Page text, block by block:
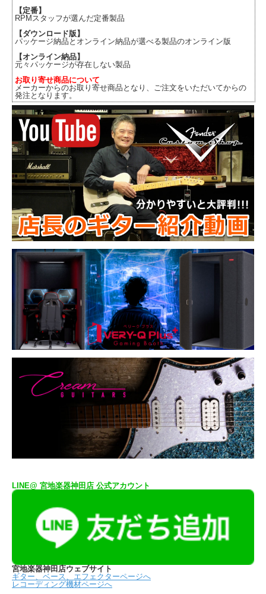
【定番】
RPMスタッフが選んだ定番製品
【ダウンロード版】
パッケージ納品とオンライン納品が選べる製品のオンライン版
【オンライン納品】
元々パッケージが存在しない製品
お取り寄せ商品について
メーカーからのお取り寄せ商品となり、ご注文をいただいてからの
発注となります。
LINE@ 宮地楽器神田店 公式アカウント
宮地楽器神田店ウェブサイト
ギター、ベース、エフェクターページへ
レコーディング機材ページへ